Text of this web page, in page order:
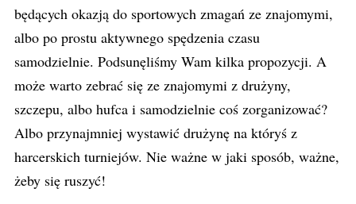
będących okazją do sportowych zmagań ze znajomymi,
albo po prostu aktywnego spędzenia czasu
samodzielnie. Podsunęliśmy Wam kilka propozycji. A
może warto zebrać się ze znajomymi z drużyny,
szczepu, albo hufca i samodzielnie coś zorganizować?
Albo przynajmniej wystawić drużynę na któryś z
harcerskich turniejów. Nie ważne w jaki sposób, ważne,
żeby się ruszyć!